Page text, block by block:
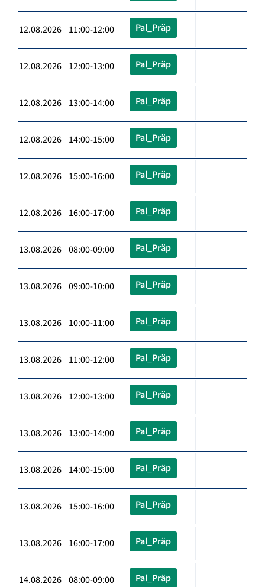
12.08.2026 11:00-12:00 Pal_Präp
12.08.2026 12:00-13:00 Pal_Präp
12.08.2026 13:00-14:00 Pal_Präp
12.08.2026 14:00-15:00 Pal_Präp
12.08.2026 15:00-16:00 Pal_Präp
12.08.2026 16:00-17:00 Pal_Präp
13.08.2026 08:00-09:00 Pal_Präp
13.08.2026 09:00-10:00 Pal_Präp
13.08.2026 10:00-11:00 Pal_Präp
13.08.2026 11:00-12:00 Pal_Präp
13.08.2026 12:00-13:00 Pal_Präp
13.08.2026 13:00-14:00 Pal_Präp
13.08.2026 14:00-15:00 Pal_Präp
13.08.2026 15:00-16:00 Pal_Präp
13.08.2026 16:00-17:00 Pal_Präp
14.08.2026 08:00-09:00 Pal_Präp